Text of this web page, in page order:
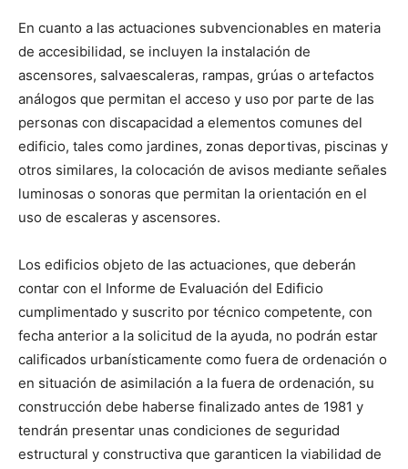
En cuanto a las actuaciones subvencionables en materia
de accesibilidad, se incluyen la instalación de
ascensores, salvaescaleras, rampas, grúas o artefactos
análogos que permitan el acceso y uso por parte de las
personas con discapacidad a elementos comunes del
edificio, tales como jardines, zonas deportivas, piscinas y
otros similares, la colocación de avisos mediante señales
luminosas o sonoras que permitan la orientación en el
uso de escaleras y ascensores.
Los edificios objeto de las actuaciones, que deberán
contar con el Informe de Evaluación del Edificio
cumplimentado y suscrito por técnico competente, con
fecha anterior a la solicitud de la ayuda, no podrán estar
calificados urbanísticamente como fuera de ordenación o
en situación de asimilación a la fuera de ordenación, su
construcción debe haberse finalizado antes de 1981 y
tendrán presentar unas condiciones de seguridad
estructural y constructiva que garanticen la viabilidad de